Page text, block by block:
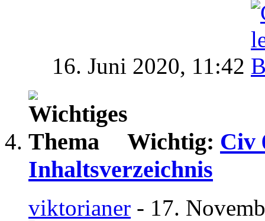
16. Juni 2020, 11:42
Wichtig: Civ
Inhaltsverzeichnis
viktorianer - 17.